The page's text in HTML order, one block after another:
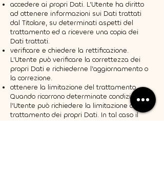
accedere ai propri Dati. L’Utente ha diritto
ad ottenere informazioni sui Dati trattati
dal Titolare, su determinati aspetti del
trattamento ed a ricevere una copia dei
Dati trattati.
verificare e chiedere la rettificazione.
L’Utente può verificare la correttezza dei
propri Dati e richiederne l’aggiornamento o
la correzione.
ottenere la limitazione del trattamento.
Quando ricorrono determinate condizioni,
l’Utente può richiedere la limitazione del
trattamento dei propri Dati. In tal caso il